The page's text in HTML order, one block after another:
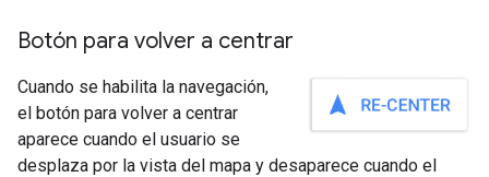
Botón para volver a centrar
Cuando se habilita la navegación,
el botón para volver a centrar
aparece cuando el usuario se
desplaza por la vista del mapa y desaparece cuando el